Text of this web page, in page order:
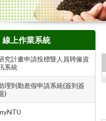
線上作業系統
究計畫申請投標暨人員聘僱資
系統
理到勤差假申請系統(簽到簽
)